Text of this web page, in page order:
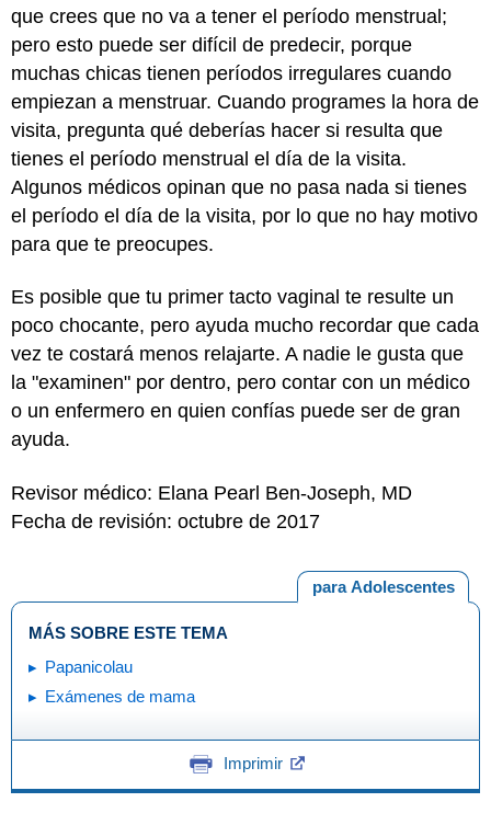
que crees que no va a tener el período menstrual;
pero esto puede ser difícil de predecir, porque
muchas chicas tienen períodos irregulares cuando
empiezan a menstruar. Cuando programes la hora de
visita, pregunta qué deberías hacer si resulta que
tienes el período menstrual el día de la visita.
Algunos médicos opinan que no pasa nada si tienes
el período el día de la visita, por lo que no hay motivo
para que te preocupes.
Es posible que tu primer tacto vaginal te resulte un
poco chocante, pero ayuda mucho recordar que cada
vez te costará menos relajarte. A nadie le gusta que
la "examinen" por dentro, pero contar con un médico
o un enfermero en quien confías puede ser de gran
ayuda.
Revisor médico: Elana Pearl Ben-Joseph, MD
Fecha de revisión: octubre de 2017
para Adolescentes
MÁS SOBRE ESTE TEMA
Papanicolau
Exámenes de mama
Imprimir